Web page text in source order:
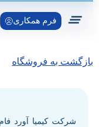
فرم همکاری
سبد خرید
بازگشت به فروشگاه
شرکت کیمیا آورد